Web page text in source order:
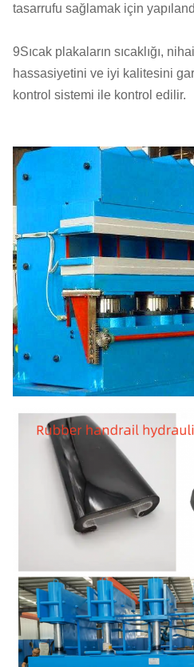
tasarrufu sağlamak için
9Sıcak plakaların sıcaklığı,
hassasiyetini ve iyi kalitesini
kontrol sistemi ile kontrol edilir.